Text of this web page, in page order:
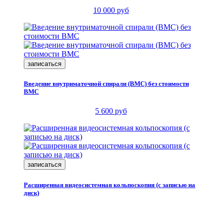
10 000 руб
записаться
Введение внутриматочной спирали (ВМС) без стоимости
ВМС
5 600 руб
записаться
Расширенная видеосистемная кольпоскопия (с записью на
диск)